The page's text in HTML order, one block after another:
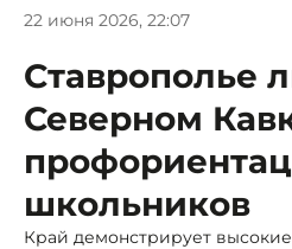
22 июня 2026, 22:07
Ставрополье
Северном
школьников
Край демонстрирует